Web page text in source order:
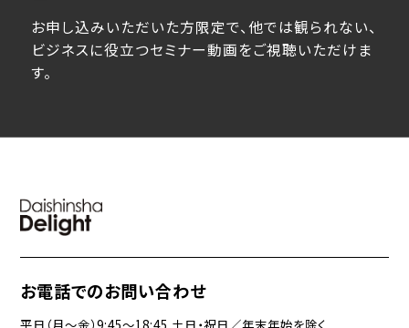
お申し込みいただいた方限定で、他では観られない、
ビジネスに役立つセミナー動画をご視聴いただけま
す。
お電話でのお問い合わせ
平日（月〜金）9:45〜18:45 土日・祝日／年末年始を除く